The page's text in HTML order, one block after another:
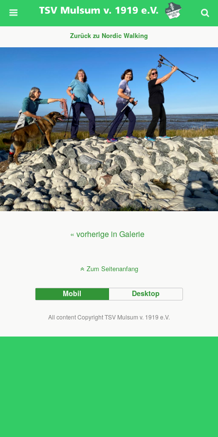
Zurück zu Nordic Walking
« vorherige in Galerie
Zum Seitenanfang
Mobil Desktop
All content Copyright TSV Mulsum v. 1919 e.V.